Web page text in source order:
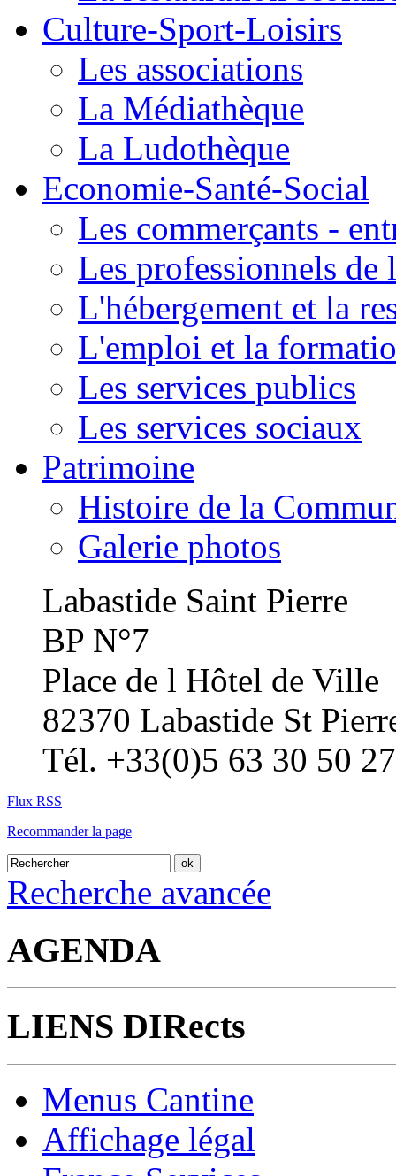
Culture-Sport-Loisirs
Les associations
La Médiathèque
La Ludothèque
Economie-Santé-Social
Les commerçants -
Les professionnels de
L'hébergement et la
L'emploi et la
Les services publics
Les services sociaux
Patrimoine
Histoire de la
Galerie photos
Labastide Saint Pierre
BP N°7
Place de l Hôtel de Ville
82370 Labastide St
Tél. +33(0)5 63 30 50 27
Flux RSS
Recommander la page
Recherche avancée
AGENDA
LIENS DIRects
Menus Cantine
Affichage légal